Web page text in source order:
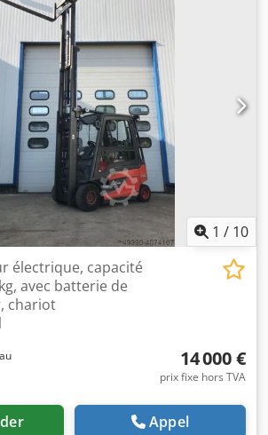
1 / 10
électrique, capacité
avec batterie de
chariot
14 000 €
prix fixe hors TVA
Appel